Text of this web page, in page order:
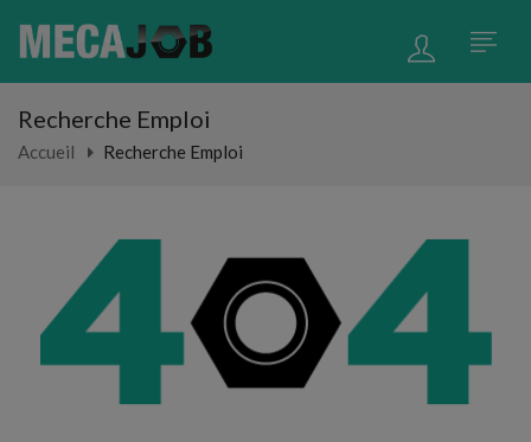
Recherche Emploi
Accueil Recherche Emploi